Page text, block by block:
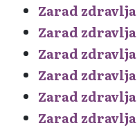
Zarad zdravlja
Zarad zdravlja
Zarad zdravlja
Zarad zdravlja
Zarad zdravlja
Zarad zdravlja